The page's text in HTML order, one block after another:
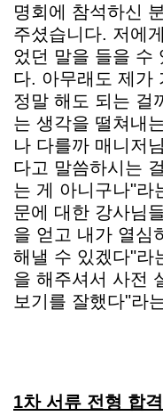
명회에 참석하신
주셨습니다. 저에
었던 말을 들을 수
다. 아무래도 제가
정말 해도 되는 걸
는 생각을 떨쳐내
나 다를까 매니저
다고 말씀하시는
는 게 아니구나"라
문에 대한 강사님
을 얻고 내가 열심
해낼 수 있겠다"라
을 해주셔서 사전
보기를 잘했다"라
1차 서류 전형 합격